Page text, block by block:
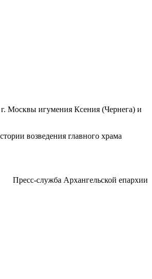
Москвы игумения Ксения (Чернега) и
возведения главного храма
Пресс-служба Архангельской епархии